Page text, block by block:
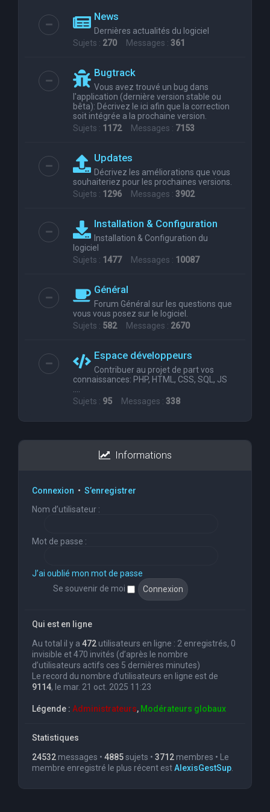
News
Dernières actualités du logiciel
Sujets : 270 Messages : 361
Bugtrack
Vous avez trouvé un bug dans
l'application (dernière version stable ou
bêta): Décrivez le ici afin que la correction
soit intégrée a la prochaine version.
Sujets : 1172Messages : 7153
Updates
Décrivez les améliorations que vous
souhaiteriez pour les prochaines versions.
Sujets : 1296 Messages : 3902
Installation & Configuration
Installation & Configuration du
logiciel
Sujets : 1477Messages : 10087
Général
Forum Général sur les questions que
vous vous posez sur le logiciel.
Sujets : 582Messages : 2670
Espace développeurs
Contribuer au projet de part vos
connaissances: PHP, HTML, CSS, SQL, JS
Sujets : 95 Messages : 338
Informations
Connexion • S’enregistrer
Nom d’utilisateur :
Mot de passe :
J’ai oublié mon mot de passe
Se souvenir de moi
Qui est en ligne
Au total il y a 472 utilisateurs en ligne : 2 enregistrés, 0
invisible et 470 invités (d’après le nombre
d’utilisateurs actifs ces 5 dernières minutes)
Le record du nombre d’utilisateurs en ligne est de
9114, le mar. 21 oct. 2025 11:23
Légende : Administrateurs, Modérateurs globaux
Statistiques
24532 messages • 4885sujets • 3712 membres • Le
membre enregistré le plus récent estAlexisGestSup